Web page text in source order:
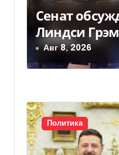
Сенат
Линдси
Авг 8, 2026
Политика